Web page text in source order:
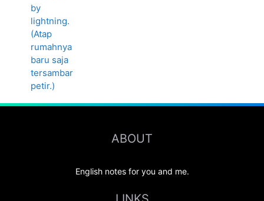
ABOUT
English notes for you and me.